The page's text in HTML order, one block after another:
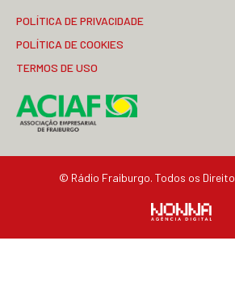
POLÍTICA DE PRIVACIDADE
POLÍTICA DE COOKIES
TERMOS DE USO
© Rádio Fraiburgo. Todos os